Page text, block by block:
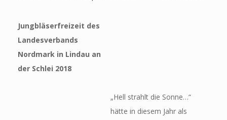
Jungbläserfreizeit des
Landesverbands
Nordmark in Lindau an
der Schlei 2018
„Hell strahlt die Sonne…“
hätte in diesem Jahr als